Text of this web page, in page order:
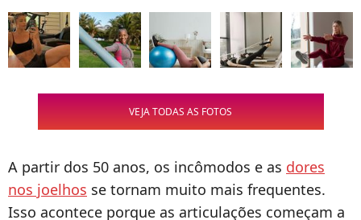
VEJA TODAS AS FOTOS
A partir dos 50 anos, os incômodos e as dores
nos joelhos se tornam muito mais frequentes.
Isso acontece porque as articulações começam a